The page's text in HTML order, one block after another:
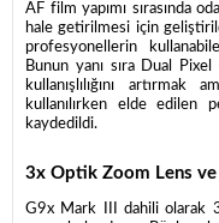
AF film yapımı sırasında
hale getirilmesi için
profesyonellerin
Bunun yanı sıra Dual
kullanışlılığını
kullanılırken elde edilen
kaydedildi.
3x Optik Zoom Lens
G9x Mark III dahili olarak